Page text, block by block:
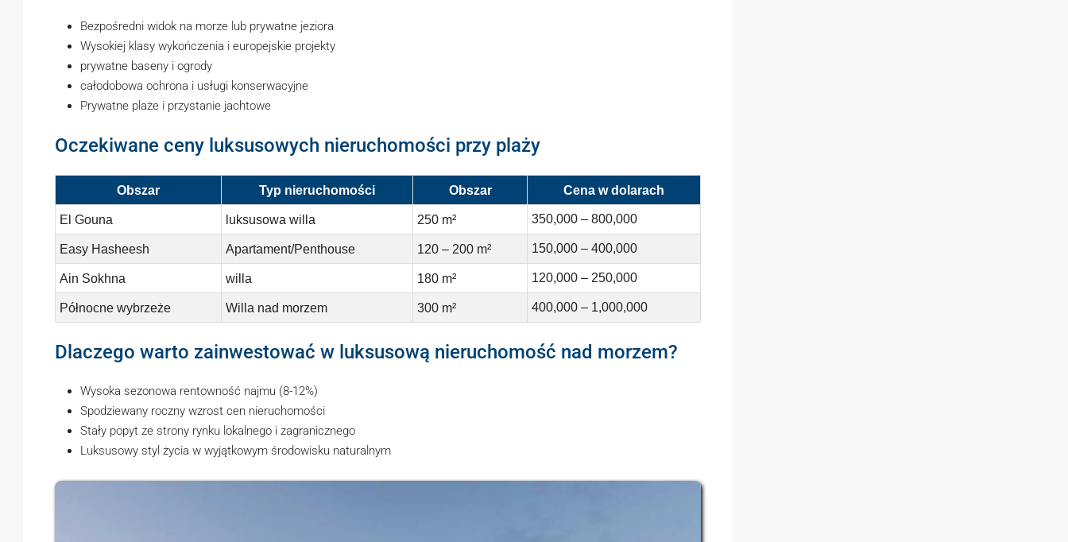
Bezpośredni widok na morze lub prywatne jeziora
Wysokiej klasy wykończenia i europejskie projekty
prywatne baseny i ogrody
całodobowa ochrona i usługi konserwacyjne
Prywatne plaże i przystanie jachtowe
Oczekiwane ceny luksusowych nieruchomości przy plaży
Obszar Typ nieruchomości Obszar Cena w dolarach
El Gouna luksusowa willa 250 m² 350,000 – 800,000
Easy Hasheesh Apartament/Penthouse 120 – 200 m² 150,000 – 400,000
Ain Sokhna willa 180 m² 120,000 – 250,000
Północne wybrzeże Willa nad morzem 300 m² 400,000 – 1,000,000
Dlaczego warto zainwestować w luksusową nieruchomość nad morzem?
Wysoka sezonowa rentowność najmu (8-12%)
Spodziewany roczny wzrost cen nieruchomości
Stały popyt ze strony rynku lokalnego i zagranicznego
Luksusowy styl życia w wyjątkowym środowisku naturalnym